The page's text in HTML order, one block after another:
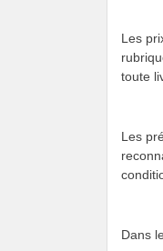
Les
toute
Les
Dans